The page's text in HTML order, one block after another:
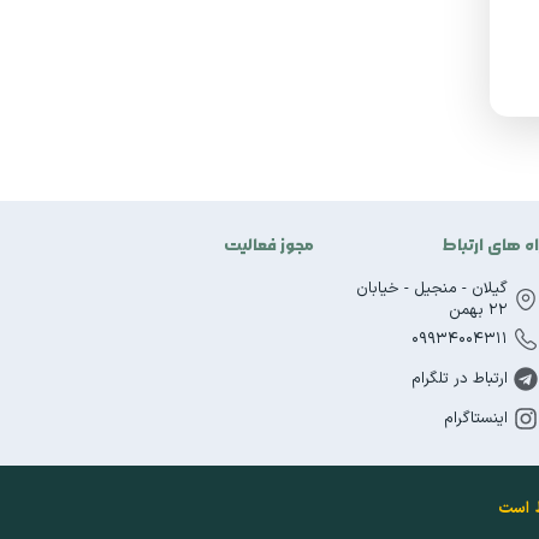
های ارتباط
گیلان - منجیل - خیابان
22 بهمن
09934004311
ارتباط در تلگرام
اینستاگرام
مجوز فعالیت
است